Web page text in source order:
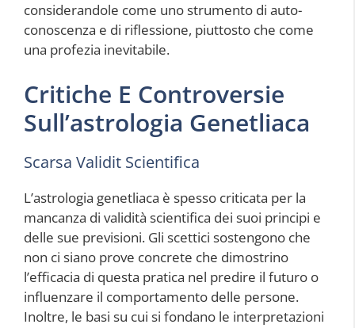
considerandole come uno strumento di auto-
conoscenza e di riflessione, piuttosto che come
una profezia inevitabile.
Critiche E Controversie
Sull’astrologia Genetliaca
Scarsa Validit Scientifica
L’astrologia genetliaca è spesso criticata per la
mancanza di validità scientifica dei suoi principi e
delle sue previsioni. Gli scettici sostengono che
non ci siano prove concrete che dimostrino
l’efficacia di questa pratica nel predire il futuro o
influenzare il comportamento delle persone.
Inoltre, le basi su cui si fondano le interpretazioni